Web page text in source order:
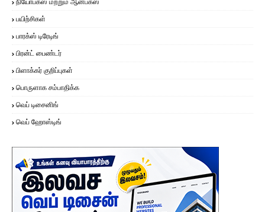
நியோபக்ஸ் மற்றும் ஆன்பக்ஸ்
பயிற்சிகள்
பாரக்ஸ் டிரேடிங்
பிரன்ட் பைண்டர்
பிளாக்கர் குறிப்புகள்
பொருளாக சம்பாதிக்க
வெப் டிசைனிங்
வெப் ஹோஸ்டிங்